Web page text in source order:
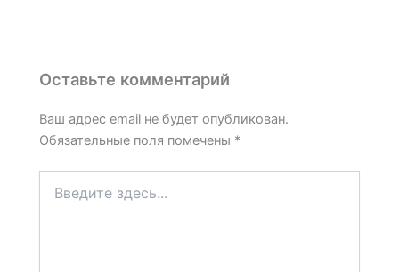
Оставьте комментарий
Ваш адрес email не будет опубликован.
Обязательные поля помечены *
здесь...